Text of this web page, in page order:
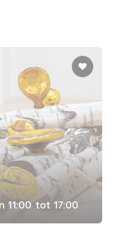
11:00 tot 17:00